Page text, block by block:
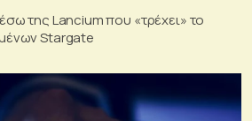
της Lancium που «τρέχει» το
Stargate